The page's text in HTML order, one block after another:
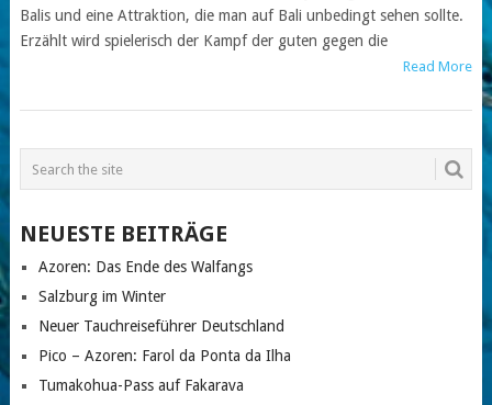
Balis und eine Attraktion, die man auf Bali unbedingt sehen sollte.
Erzählt wird spielerisch der Kampf der guten gegen die
Read More
NEUESTE BEITRÄGE
Azoren: Das Ende des Walfangs
Salzburg im Winter
Neuer Tauchreiseführer Deutschland
Pico – Azoren: Farol da Ponta da Ilha
Tumakohua-Pass auf Fakarava